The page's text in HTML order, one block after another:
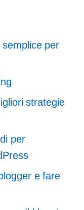
per
strategie
per
e fare